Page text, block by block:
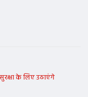
के लिए उठाएंगे